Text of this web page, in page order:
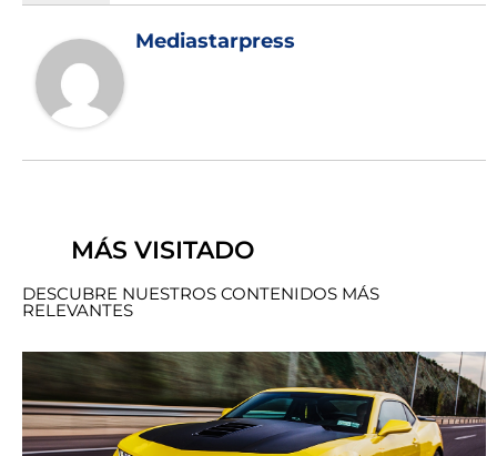
Mediastarpress
MÁS VISITADO
DESCUBRE NUESTROS CONTENIDOS MÁS
RELEVANTES